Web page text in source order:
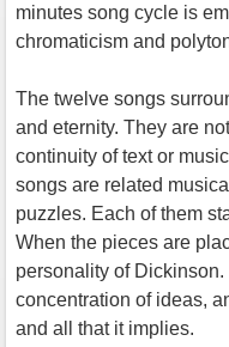
minutes song cycle is
chromaticism and
The twelve songs
and eternity. They are
continuity of text or
songs are related
puzzles. Each of them
When the pieces are
personality of
concentration of ideas,
and all that it implies.